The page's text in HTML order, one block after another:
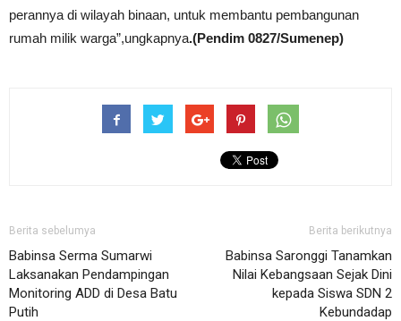
perannya di wilayah binaan, untuk membantu pembangunan
rumah milik warga”,ungkapnya.(Pendim 0827/Sumenep)
Berita sebelumya
Babinsa Serma Sumarwi
Laksanakan Pendampingan
Monitoring ADD di Desa Batu
Putih
Berita berikutnya
Babinsa Saronggi Tanamkan
Nilai Kebangsaan Sejak Dini
kepada Siswa SDN 2
Kebundadap